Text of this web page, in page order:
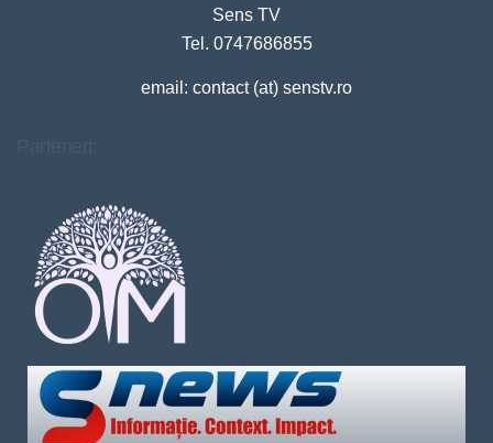
Sens TV
Tel. 0747686855
email: contact (at) senstv.ro